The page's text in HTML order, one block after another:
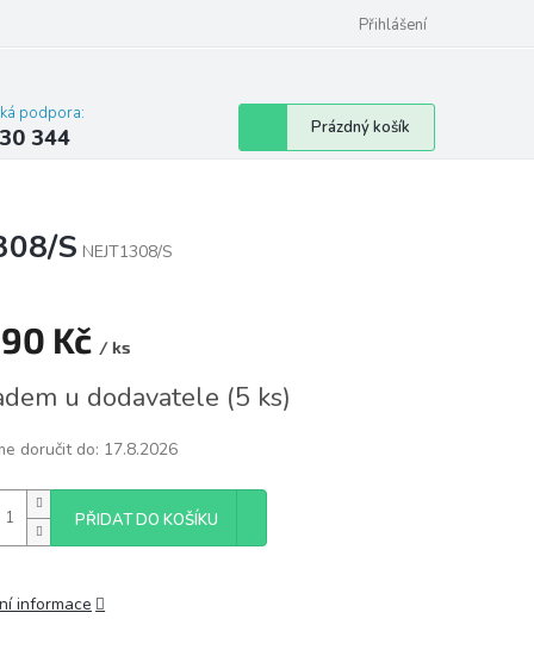
Přihlášení
podpora:
344
Nákupní
košík
Prázdný košík
S NEJT1308/S
Kč / ks
u dodavatele (5 ks)
doručit do: 17.8.2026
PŘIDAT DO KOŠÍKU
informace